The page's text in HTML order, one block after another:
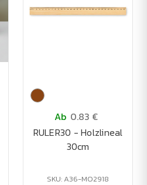
Ab 0.83 €
RULER30 - Holzlineal
30cm
SKU: A36-MO2918